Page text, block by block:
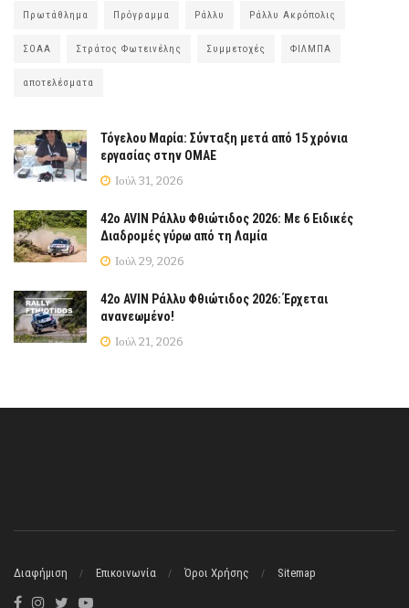
Πρωτάθλημα Πρόγραμμα Ράλλυ Ράλλυ Ακρόπολις
ΣΟΑΑ Στράτος Φωτεινέλης Συμμετοχές ΦΙΛΜΠΑ
αποτελέσματα
Τόγελου Μαρία: Σύνταξη μετά από 15 χρόνια
εργασίας στην ΟΜΑΕ
Ιούλ 31, 2026
42ο AVIN Ράλλυ Φθιώτιδος 2026: Με 6 Ειδικές
Διαδρομές γύρω από τη Λαμία
Ιούλ 29, 2026
42ο AVIN Ράλλυ Φθιώτιδος 2026: Έρχεται
ανανεωμένο!
Ιούλ 21, 2026
Διαφήμιση Επικοινωνία Όροι Χρήσης Sitemap